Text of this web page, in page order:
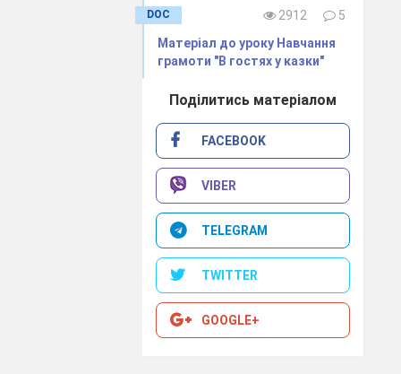
DOC 2912
5
Матеріал до уроку Навчання
грамоти "В гостях у казки"
Поділитись матеріалом
FACEBOOK
VIBER
TELEGRAM
TWITTER
GOOGLE+